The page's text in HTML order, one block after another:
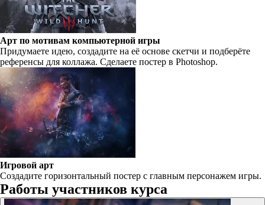
Арт по мотивам компьютерной игры
Придумаете идею, создадите на её основе скетчи и подберёте
референсы для коллажа. Сделаете постер в Photoshop.
Игровой арт
Создадите горизонтальный постер с главным персонажем игры.
Работы участников курса